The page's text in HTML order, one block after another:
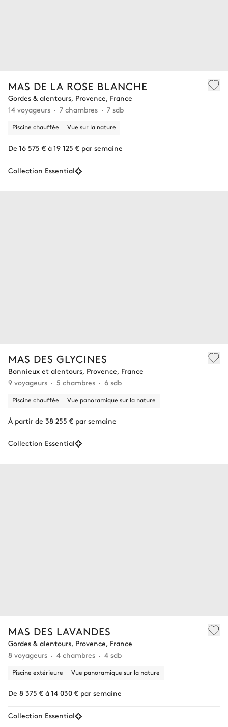
MAS DE LA ROSE BLANCHE
Gordes & alentours, Provence, France
14 voyageurs
7 chambres 7 sdb
Piscine chauffée Vue sur la nature
De 16 575 € à 19 125 € par semaine
Collection Essential
MAS DES GLYCINES
Bonnieux et alentours, Provence, France
9 voyageurs
5 chambres 6 sdb
Piscine chauffée Vue panoramique sur la nature
À partir de 38 255 € par semaine
Collection Essential
MAS DES LAVANDES
Gordes & alentours, Provence, France
8 voyageurs
4 chambres 4 sdb
Piscine extérieure Vue panoramique sur la nature
De 8 375 € à 14 030 € par semaine
Collection Essential